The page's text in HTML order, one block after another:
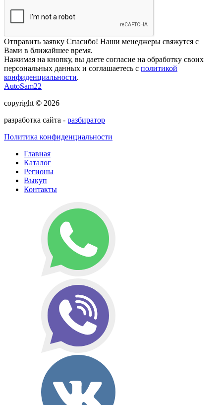
Отправить заявку Спасибо! Наши менеджеры свяжутся с
Вами в ближайшее время.
Нажимая на кнопку, вы даете согласие на обработку своих
персональных данных и соглашаетесь с политикой
конфиденциальности.
AutoSam22
copyright © 2026
разработка сайта - разбиратор
Политика конфиденциальности
Главная
Каталог
Регионы
Выкуп
Контакты